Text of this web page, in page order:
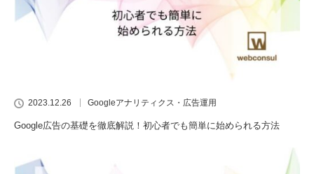
2023.12.26 Googleアナリティクス・広告運用
Google広告の基礎を徹底解説！初心者でも簡単に始められる方法